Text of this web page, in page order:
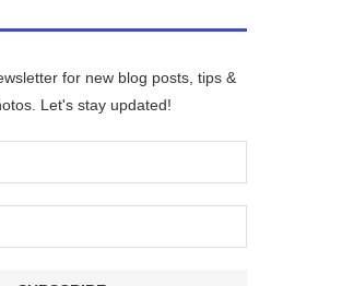
for new blog posts, tips &
Let's stay updated!